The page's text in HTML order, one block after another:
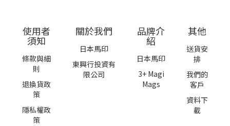
使用者
須知
條款與細
則
退換貨政
策
隱私權政
策
關於我們
日本馬印
東興行投資有
限公司
品牌介
紹
日本馬印
3+ Magi
Mags
其他
送貨安
排
我們的
客戶
資料下
載